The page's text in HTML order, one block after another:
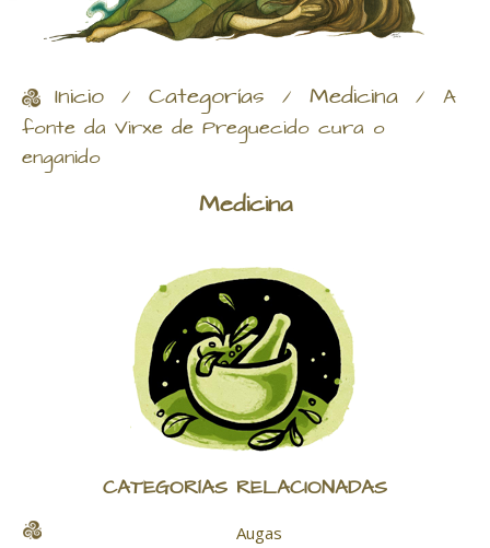
Inicio / Categorías / Medicina / A
fonte da Virxe de Preguecido cura o
enganido
Medicina
CATEGORÍAS RELACIONADAS
Augas